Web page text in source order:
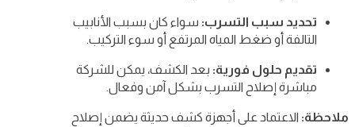
تحديد سبب التسرب: سواء كان بسبب الأنابيب
التالفة أو ضغط المياه المرتفع أو سوء التركيب.
تقديم حلول فورية: بعد الكشف، يمكن للشركة
مباشرة إصلاح التسرب بشكل آمن وفعال.
ملاحظة: الاعتماد على أجهزة كشف حديثة يضمن إصلاح